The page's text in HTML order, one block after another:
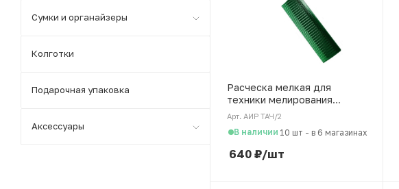
Расческа мелкая для
техники мелирования
Airtouch
Арт. АИР ТАЧ/2
В наличии 10 шт - в 6 магазинах
640₽/шт
Сумки и органайзеры
Колготки
Подарочная упаковка
Аксессуары